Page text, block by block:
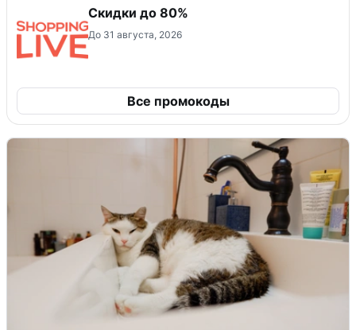
Скидки до 80%
До 31 августа, 2026
Все промокоды